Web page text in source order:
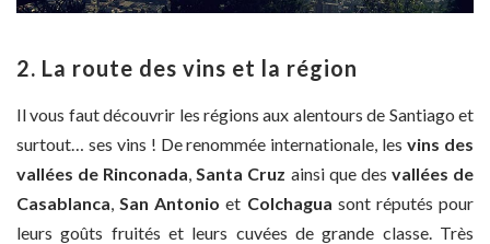
2. La route des vins et la région
Il vous faut découvrir les régions aux alentours de Santiago et
surtout… ses vins ! De renommée internationale, lesvins des
vallées de Rinconada Santa Cruz ainsi que des vallées de
Casablanca San Antonio et Colchagua sont réputés pour
leurs goûts fruités et leurs cuvées de grande classe. Très